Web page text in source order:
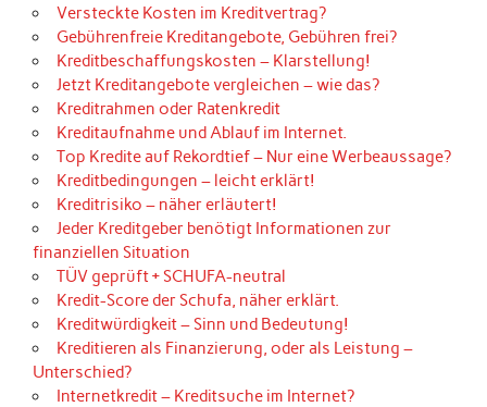
Versteckte Kosten im Kreditvertrag?
Gebührenfreie Kreditangebote, Gebühren frei?
Kreditbeschaffungskosten – Klarstellung!
Jetzt Kreditangebote vergleichen – wie das?
Kreditrahmen oder Ratenkredit
Kreditaufnahme und Ablauf im Internet.
Top Kredite auf Rekordtief – Nur eine Werbeaussage?
Kreditbedingungen – leicht erklärt!
Kreditrisiko – näher erläutert!
Jeder Kreditgeber benötigt Informationen zur
finanziellen Situation
TÜV geprüft + SCHUFA-neutral
Kredit-Score der Schufa, näher erklärt.
Kreditwürdigkeit – Sinn und Bedeutung!
Kreditieren als Finanzierung, oder als Leistung –
Unterschied?
Internetkredit – Kreditsuche im Internet?